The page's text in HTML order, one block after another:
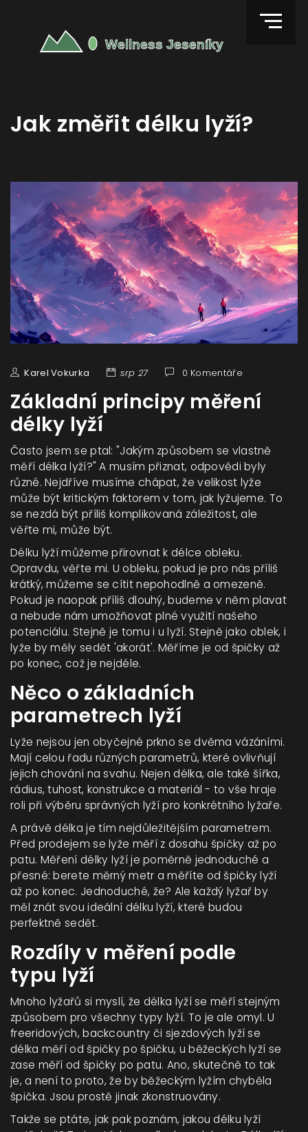
Jak změřit délku lyží?
Karel Vokurka srp 27 0 Komentáře
Základní principy měření
délky lyží
Často jsem se ptal: "Jakým způsobem se vlastně
měří délka lyží?" A musím přiznat, odpovědi byly
různé. Nejdříve musíme chápat, že velikost lyže
může být kritickým faktorem v tom, jak lyžujeme. To
se nezdá být příliš komplikovaná záležitost, ale
věřte mi, může být.
Délku lyží můžeme přirovnat k délce obleku.
Opravdu, věřte mi. U obleku, pokud je pro nás příliš
krátký, můžeme se cítit nepohodlně a omezeně.
Pokud je naopak příliš dlouhý, budeme v něm plavat
a nebude nám umožňovat plné využití našeho
potenciálu. Stejně je tomu i u lyží. Stejně jako oblek, i
lyže by měly sedět 'akorát'. Měříme je od špičky až
po konec, což je nejdéle.
Něco o základních
parametrech lyží
Lyže nejsou jen obyčejné prkno se dvěma vázáními.
Mají celou řadu různých parametrů, které ovlivňují
jejich chování na svahu. Nejen délka, ale také šířka,
rádius, tuhost, konstrukce a materiál - to vše hraje
roli při výběru správných lyží pro konkrétního lyžaře.
A právě délka je tím nejdůležitějším parametrem.
Před prodejem se lyže měří z dosahu špičky až po
patu. Měření délky lyží je poměrně jednoduché a
přesné: berete měrný metr a měříte od špičky lyží
až po konec. Jednoduché, že? Ale každý lyžař by
měl znát svou ideální délku lyží, které budou
perfektně sedět.
Rozdíly v měření podle
typu lyží
Mnoho lyžařů si myslí, že délka lyží se měří stejným
způsobem pro všechny typy lyží. To je ale omyl. U
freeridových, backcountry či sjezdových lyží se
délka měří od špičky po špičku, u běžeckých lyží se
zase měří od špičky po patu. Ano, skutečně to tak
je, a není to proto, že by běžeckým lyžím chyběla
špička. Jsou prostě jinak zkonstruovány.
Takže se ptáte, jak pak poznám, jakou délku lyží